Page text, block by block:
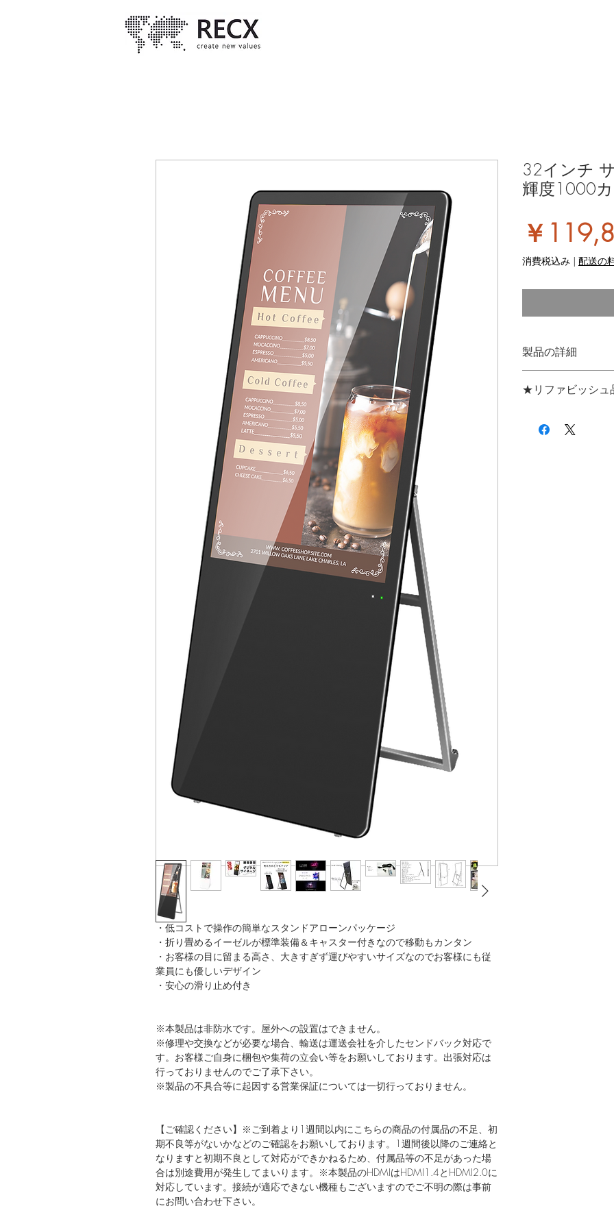
・低コストで操作の簡単なスタンドアローンパッケージ
・折り畳めるイーゼルが標準装備＆キャスター付きなので移動もカンタン
・お客様の目に留まる高さ、大きすぎず運びやすいサイズなのでお客様にも従
業員にも優しいデザイン
・安心の滑り止め付き
※本製品は非防水です。屋外への設置はできません。
※修理や交換などが必要な場合、輸送は運送会社を介したセンドバック対応で
す。お客様ご自身に梱包や集荷の立会い等をお願いしております。出張対応は
行っておりませんのでご了承下さい。
※製品の不具合等に起因する営業保証については一切行っておりません。
【ご確認ください】※ご到着より1週間以内にこちらの商品の付属品の不足、初
期不良等がないかなどのご確認をお願いしております。1週間後以降のご連絡と
なりますと初期不良として対応ができかねるため、付属品等の不足があった場
合は別途費用が発生してまいります。※本製品のHDMIはHDMI1.4とHDMI2.0に
対応しています。接続が適応できない機種もございますのでご不明の際は事前
にお問い合わせ下さい。
32インチ
輝度1000
￥
消費税込み | 配送の
製品の詳細
★リファビッシ
Bランク…目立つ傷